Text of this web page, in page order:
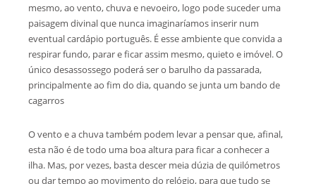
mesmo, ao vento, chuva e nevoeiro, logo pode suceder uma
paisagem divinal que nunca imaginaríamos inserir num
eventual cardápio português. É esse ambiente que convida a
respirar fundo, parar e ficar assim mesmo, quieto e imóvel. O
único desassossego poderá ser o barulho da passarada,
principalmente ao fim do dia, quando se junta um bando de
cagarros
O vento e a chuva também podem levar a pensar que, afinal,
esta não é de todo uma boa altura para ficar a conhecer a
ilha. Mas, por vezes, basta descer meia dúzia de quilómetros
ou dar tempo ao movimento do relógio, para que tudo se